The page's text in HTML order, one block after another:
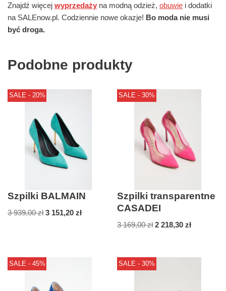
Znajdź więcej wyprzedaży na modną odzież, obuwie i dodatki
na SALEnow.pl. Codziennie nowe okazje! Bo moda nie musi
być droga.
Podobne produkty
SALE - 20%
Szpilki BALMAIN
3 939,00zł 3 151,20 zł
SALE - 30%
Szpilki transparentne
CASADEI
3 169,00zł 2 218,30zł
SALE - 45% SALE - 30%